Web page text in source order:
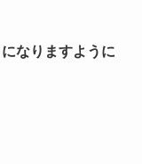
なりますように